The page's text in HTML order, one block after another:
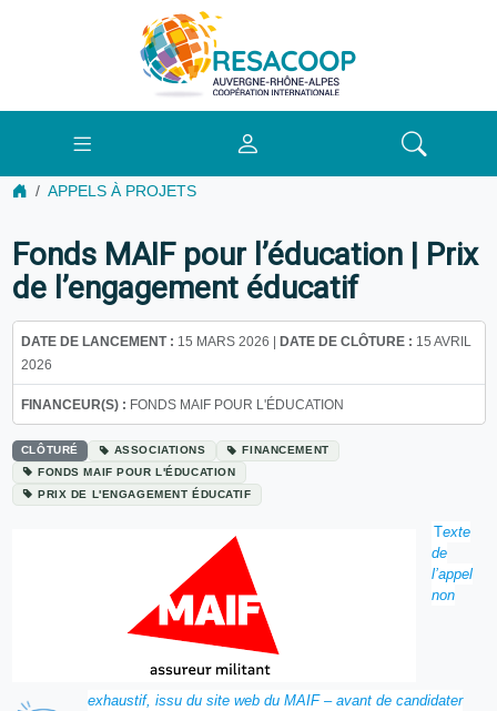
APPELS À PROJETS
Fonds MAIF pour l’éducation | Prix
de l’engagement éducatif
DATE DE LANCEMENT : 15 MARS 2026 | DATE DE CLÔTURE : 15 AVRIL
2026
FINANCEUR(S) : FONDS MAIF POUR L'ÉDUCATION
CLÔTURÉ ASSOCIATIONS
FINANCEMENT
FONDS MAIF POUR L'ÉDUCATION
PRIX DE L'ENGAGEMENT ÉDUCATIF
Texte
de
l’appel
non
exhaustif, issu du site web du MAIF – avant de candidater